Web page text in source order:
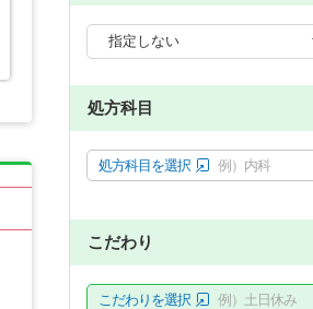
処方科目
処方科目を選択 例）内科
こだわり
こだわりを選択 例）土日休み